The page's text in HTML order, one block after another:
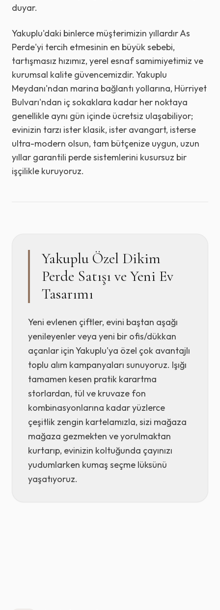
duyar.
Yakuplu'daki binlerce müşterimizin yıllardır As
Perde'yi tercih etmesinin en büyük sebebi,
tartışmasız hızımız, yerel esnaf samimiyetimiz ve
kurumsal kalite güvencemizdir. Yakuplu
Meydanı'ndan marina bağlantı yollarına, Hürriyet
Bulvarı'ndan iç sokaklara kadar her noktaya
genellikle aynı gün içinde ücretsiz ulaşabiliyor;
evinizin tarzı ister klasik, ister avangart, isterse
ultra-modern olsun, tam bütçenize uygun, uzun
yıllar garantili perde sistemlerini kusursuz bir
işçilikle kuruyoruz.
Yakuplu Özel Dikim
Perde Satışı ve Yeni Ev
Tasarımı
Yeni evlenen çiftler, evini baştan aşağı
yenileyenler veya yeni bir ofis/dükkan
açanlar için Yakuplu'ya özel çok avantajlı
toplu alım kampanyaları sunuyoruz. Işığı
tamamen kesen pratik karartma
storlardan, tül ve kruvaze fon
kombinasyonlarına kadar yüzlerce
çeşitlik zengin kartelamızla, sizi mağaza
mağaza gezmekten ve yorulmaktan
kurtarıp, evinizin koltuğunda çayınızı
yudumlarken kumaş seçme lüksünü
yaşatıyoruz.